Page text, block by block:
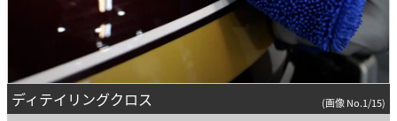
ディテイリングクロス (画像 No.1/15)